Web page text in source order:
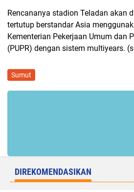
Rencananya stadion Teladan akan
tertutup berstandar Asia
Kementerian Pekerjaan Umum dan
(PUPR) dengan sistem multiyears.
Sumut
DIREKOMENDASIKAN